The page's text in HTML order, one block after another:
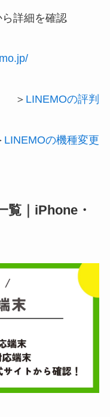
詳細を確認
＞ LINEMOの評判
LINEMOの機種変更
覧｜iPhone・